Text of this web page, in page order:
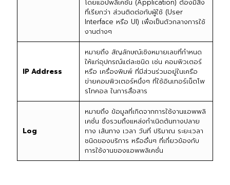
โดยแอปพลิเคชั่น (Application) ต้องมีสิ่ง
ที่เรียกว่า ส่วนติดต่อกับผู้ใช้ (User
Interface หรือ UI) เพื่อเป็นตัวกลางการใช้
งานต่างๆ
IP Address
หมายถึง สัญลักษณ์เชิงหมายเลขที่กำหนด
ให้แก่อุปกรณ์แต่ละชนิด เช่น คอมพิวเตอร์
หรือ เครื่องพิมพ์ ที่มีส่วนร่วมอยู่ในเครือ
ข่ายคอมพิวเตอร์หนึ่งๆ ที่ใช้อินเทอร์เน็ตโพ
รโทคอล ในการสื่อสาร
Log
หมายถึง ข้อมูลที่เกิดจากการใช้งานแอพพลิ
เคชั่น ซึ่งรวมถึงแหล่งกำเนิดต้นทางปลาย
ทาง เส้นทาง เวลา วันที่ ปริมาณ ระยะเวลา
ชนิดของบริการ หรืออื่นๆ ที่เกี่ยวข้องกับ
การใช้งานของแอพพลิเคชั่น